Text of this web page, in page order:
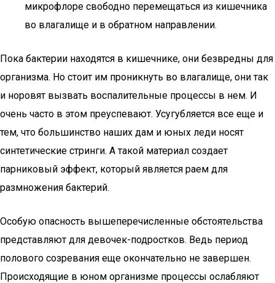
микрофлоре свободно перемещаться из кишечника
во влагалище и в обратном направлении.
Пока бактерии находятся в кишечнике, они безвредны для
организма. Но стоит им проникнуть во влагалище, они так
и норовят вызвать воспалительные процессы в нем. И
очень часто в этом преуспевают. Усугубляется все еще и
тем, что большинство наших дам и юных леди носят
синтетические стринги. А такой материал создает
парниковый эффект, который является раем для
размножения бактерий.
Особую опасность вышеперечисленные обстоятельства
представляют для девочек-подростков. Ведь период
полового созревания еще окончательно не завершен.
Происходящие в юном организме процессы ослабляют